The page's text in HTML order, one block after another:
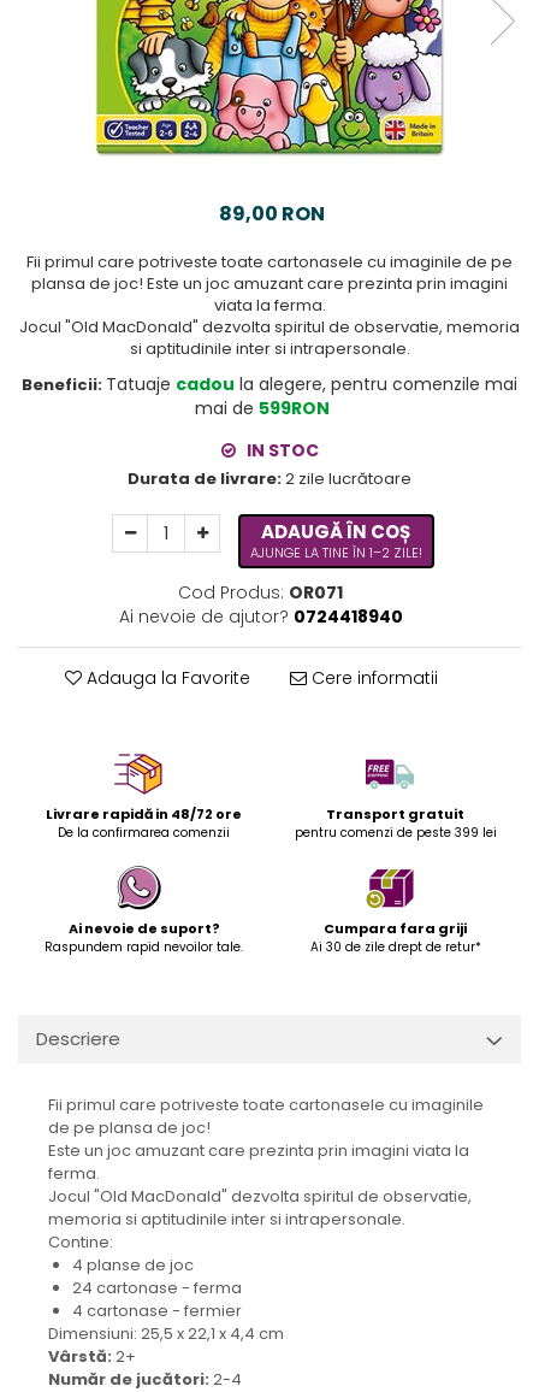
89,00 RON
Fii primul care potriveste toate cartonasele cu imaginile de pe
plansa de joc! Este un joc amuzant care prezinta prin imagini
viata la ferma.
Jocul "Old MacDonald" dezvolta spiritul de observatie, memoria
si aptitudinile inter si intrapersonale.
Beneficii: Tatuaje cadou la alegere, pentru comenzile mai
mai de 599RON
IN STOC
Durata de livrare:2 zile lucrătoare
ADAUGĂ ÎN COȘ
AJUNGE LA TINE ÎN 1–2 ZILE!
Cod Produs: OR071
Ai nevoie de ajutor? 0724418940
Adauga la Favorite Cere informatii
Livrare rapidă in 48/72 ore
De la confirmarea comenzii
Transport gratuit
pentru comenzi de peste 399 lei
Ai nevoie de suport?
Raspundem rapid nevoilor tale.
Cumpara fara griji
Ai 30 de zile drept de retur*
Descriere
Fii primul care potriveste toate cartonasele cu imaginile
de pe plansa de joc!
Este un joc amuzant care prezinta prin imagini viata la
ferma.
Jocul "Old MacDonald" dezvolta spiritul de observatie,
memoria si aptitudinile inter si intrapersonale.
Contine:
4 planse de joc
24 cartonase - ferma
4 cartonase - fermier
Dimensiuni: 25,5 x 22,1 x 4,4 cm
Vârstă: 2+
Număr de jucători: 2-4